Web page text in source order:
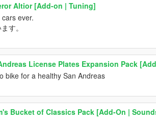
Altior [Add-on | Tuning]
ever.
す。
License Plates Expansion Pack
bike for a healthy San Andreas
Bucket of Classics Pack [Add-On |